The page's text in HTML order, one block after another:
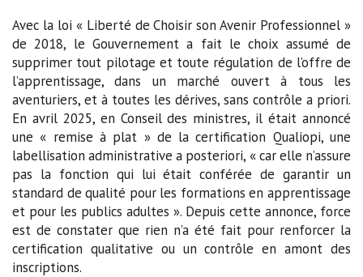
Avec la loi « Liberté de Choisir son Avenir Professionnel »
de 2018, le Gouvernement a fait le choix assumé de
supprimer tout pilotage et toute régulation de l’offre de
l’apprentissage, dans un marché ouvert à tous les
aventuriers, et à toutes les dérives, sans contrôle a priori.
En avril 2025, en Conseil des ministres, il était annoncé
une « remise à plat » de la certification Qualiopi, une
labellisation administrative a posteriori, « car elle n’assure
pas la fonction qui lui était conférée de garantir un
standard de qualité pour les formations en apprentissage
et pour les publics adultes ». Depuis cette annonce, force
est de constater que rien n’a été fait pour renforcer la
certification qualitative ou un contrôle en amont des
inscriptions.